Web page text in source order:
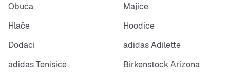
Obuća
Majice
Hlače
Hoodice
Dodaci
adidas Adilette
adidas Tenisice
Birkenstock Arizona